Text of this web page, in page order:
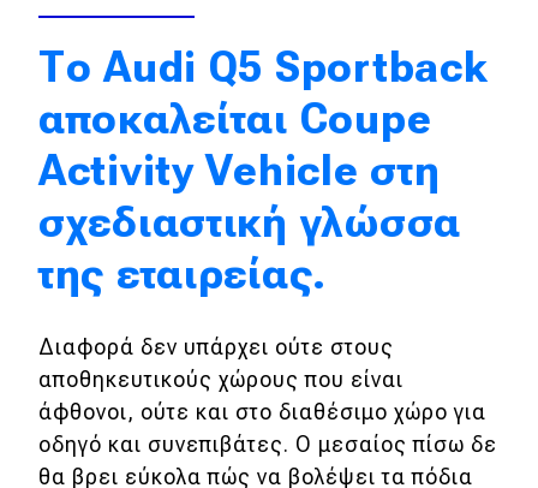
DRIVE USED
Το Audi Q5 Sportback
αποκαλείται Coupe
Activity Vehicle στη
σχεδιαστική γλώσσα
της εταιρείας.
Διαφορά δεν υπάρχει ούτε στους
αποθηκευτικούς χώρους που είναι
άφθονοι, ούτε και στο διαθέσιμο χώρο για
οδηγό και συνεπιβάτες. Ο μεσαίος πίσω δε
θα βρει εύκολα πώς να βολέψει τα πόδια